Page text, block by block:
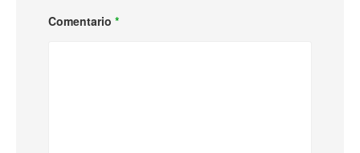
Comentario *